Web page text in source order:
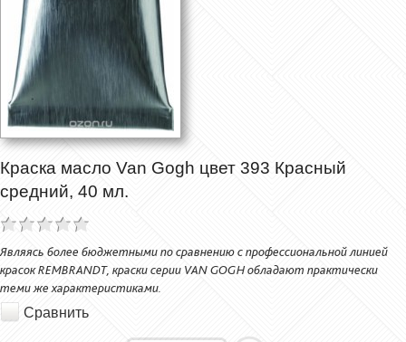
Краска масло Van Gogh цвет 393 Красный
средний, 40 мл.
Являясь более бюджетными по сравнению с профессиональной линией
красок REMBRANDT, краски серии VAN GOGH обладают практически
теми же характеристиками.
Сравнить